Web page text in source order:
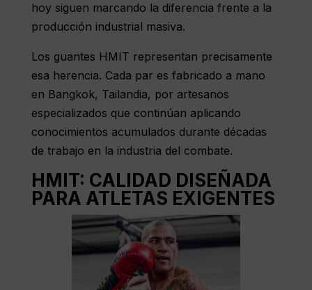
hoy siguen marcando la diferencia frente a la
producción industrial masiva.
Los guantes HMIT representan precisamente
esa herencia. Cada par es fabricado a mano
en Bangkok, Tailandia, por artesanos
especializados que continúan aplicando
conocimientos acumulados durante décadas
de trabajo en la industria del combate.
HMIT: CALIDAD DISEÑADA
PARA ATLETAS EXIGENTES